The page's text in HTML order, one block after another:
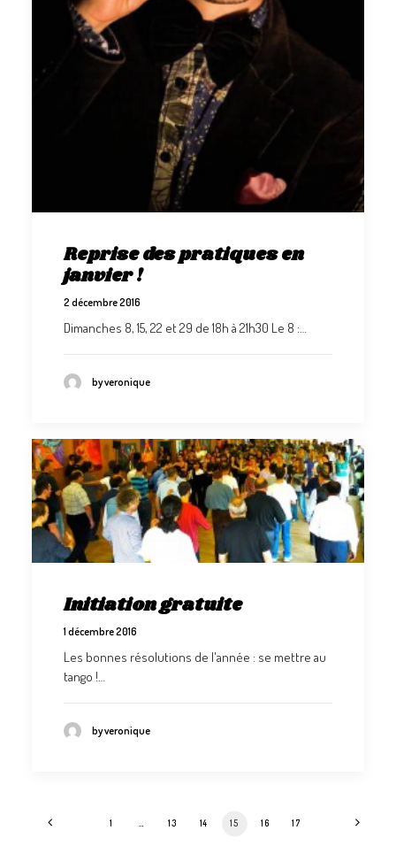
Reprise des pratiques en
janvier !
2 décembre 2016
Dimanches 8, 15, 22 et 29 de 18h à 21h30 Le 8 :…
by veronique
Initiation gratuite
1 décembre 2016
Les bonnes résolutions de l'année : se mettre au
tango !…
by veronique
1 13 14 15 16 17